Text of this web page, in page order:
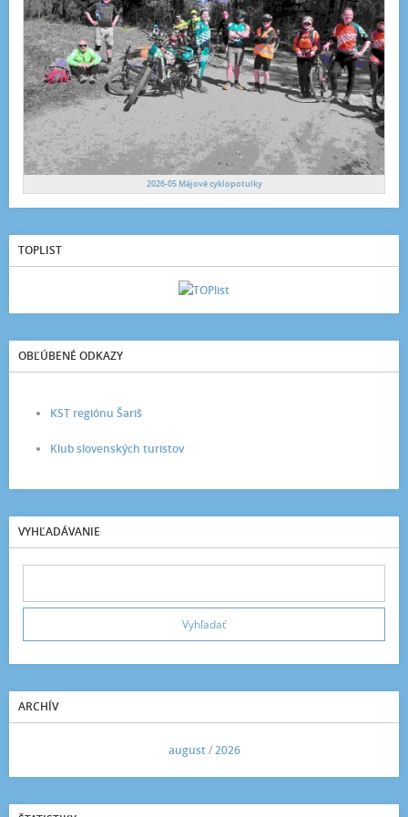
2026-05 Májové cyklopotulky
TOPLIST
OBĽÚBENÉ ODKAZY
KST regiónu Šariš
Klub slovenských turistov
VYHĽADÁVANIE
ARCHÍV
august/2026